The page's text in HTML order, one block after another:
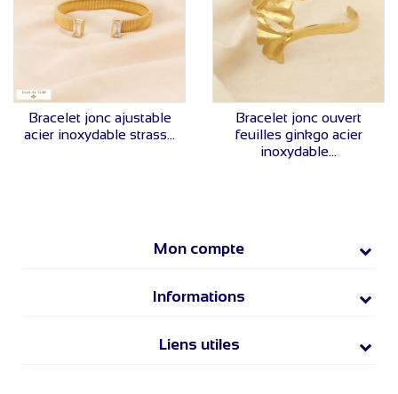
VOIR LE PRIX
Bracelet jonc ajustable
acier inoxydable strass...
VOIR LE PRIX
Bracelet jonc ouvert
feuilles ginkgo acier
inoxydable...
Mon compte
Informations
Liens utiles